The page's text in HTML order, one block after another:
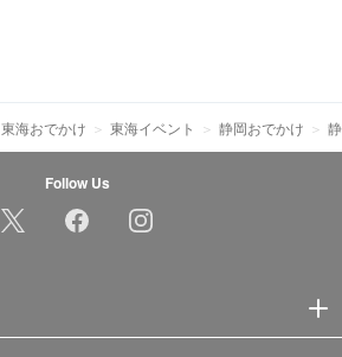
東海おでかけ 東海イベント 静岡おでかけ
Follow Us